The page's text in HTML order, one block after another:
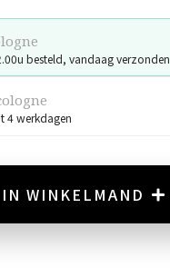
besteld, vandaag verzonden
4 werkdagen
IN WINKELMAND